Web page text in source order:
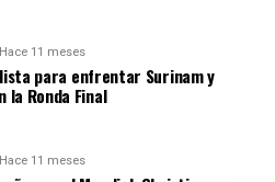
Hace 11 meses
para enfrentar Surinam y
la Ronda Final
Hace 11 meses